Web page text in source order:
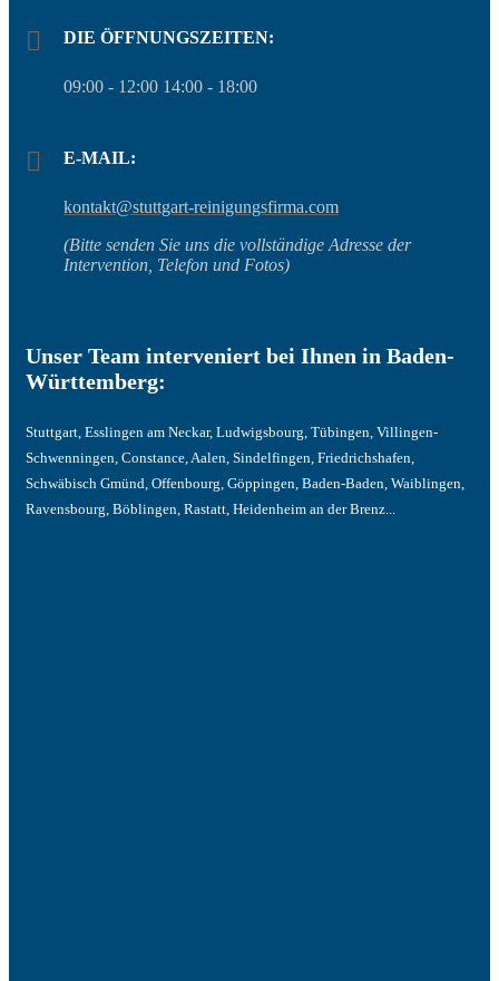
DIE ÖFFNUNGSZEITEN:
09:00 - 12:00 14:00 - 18:00
E-MAIL:
kontakt@stuttgart-reinigungsfirma.com
(Bitte senden Sie uns die vollständige Adresse der
Intervention, Telefon und Fotos)
Unser Team interveniert bei Ihnen in Baden-
Württemberg:
Stuttgart, Esslingen am Neckar, Ludwigsbourg, Tübingen, Villingen-
Schwenningen, Constance, Aalen, Sindelfingen, Friedrichshafen,
Schwäbisch Gmünd, Offenbourg, Göppingen, Baden-Baden, Waiblingen,
Ravensbourg, Böblingen, Rastatt, Heidenheim an der Brenz...